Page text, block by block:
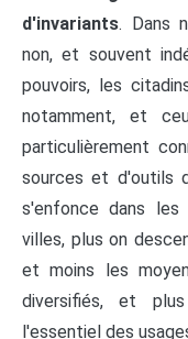
d'invariants. Dans
non, et souvent
pouvoirs, les
notamment, et
particulièrement
sources et d'outils
s'enfonce dans les
villes, plus on
et moins les
diversifiés, et
l'essentiel des